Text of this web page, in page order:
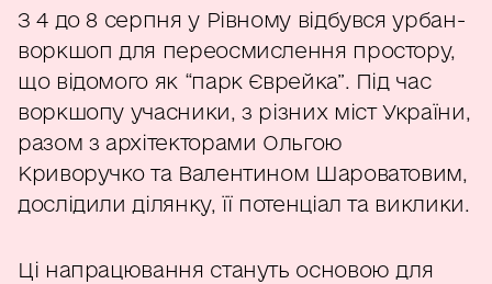
З4 до 8 серпня у Рівному відбувся урбан-
воркшоп для переосмислення простору,
що відомого як “парк Єврейка”. Під час
воркшопу учасники, з різних міст України,
разом з архітекторами Ольгою
Криворучко та Валентином Шароватовим,
дослідили ділянку, її потенціал та виклики.
Ці напрацювання стануть основою для